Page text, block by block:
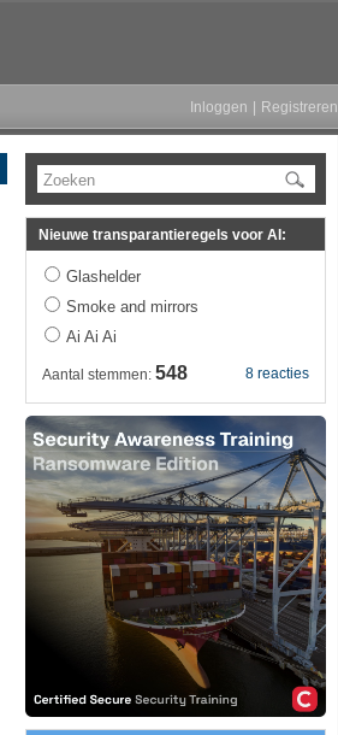
Inloggen Registreren
Zoeken
Nieuwe transparantieregels voor AI:
Glashelder
Smoke and mirrors
Ai Ai Ai
8 reacties
Aantal stemmen: 548